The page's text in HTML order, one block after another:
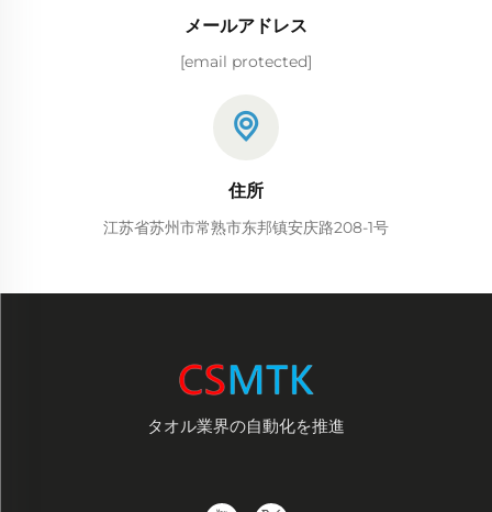
メールアドレス
[email protected]
住所
江苏省苏州市常熟市东邦镇安庆路208-1号
タオル業界の自動化を推進